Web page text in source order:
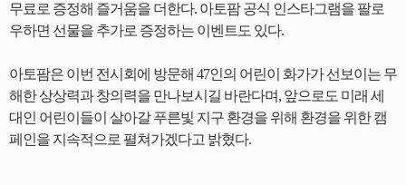
무료로 증정해 즐거움을 더한다. 아토팜 공식 인스타그램을 팔로
우하면 선물을 추가로 증정하는 이벤트도 있다.
아토팜은 이번 전시회에 방문해 47인의 어린이 화가가 선보이는 무
해한 상상력과 창의력을 만나보시길 바란다며, 앞으로도 미래 세
대인 어린이들이 살아갈 푸른빛 지구 환경을 위해 환경을 위한 캠
페인을 지속적으로 펼쳐가겠다고 밝혔다.